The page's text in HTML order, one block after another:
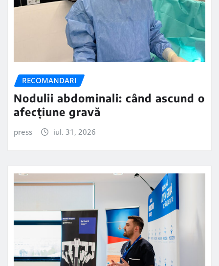
RECOMANDARI
Nodulii abdominali: când ascund o
afecțiune gravă
press iul. 31, 2026